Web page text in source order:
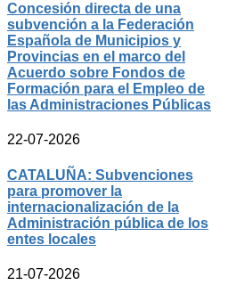
Concesión directa de una
subvención a la Federación
Española de Municipios y
Provincias en el marco del
Acuerdo sobre Fondos de
Formación para el Empleo de
las Administraciones Públicas
22-07-2026
CATALUÑA: Subvenciones
para promover la
internacionalización de la
Administración pública de los
entes locales
21-07-2026